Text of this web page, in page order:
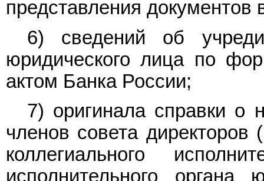
представления документов
6) сведений об
юридического лица по
актом Банка России;
7) оригинала справки о
членов совета директоров
коллегиального
исполнительного органа